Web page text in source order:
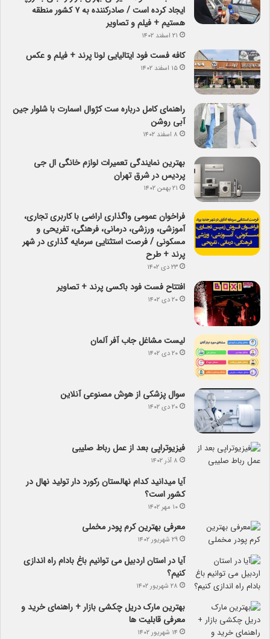
ایجاد کرده است / صادرکننده به ۷ کشور منطقه
هستیم + فیلم و تصاویر
۲۱ اسفند ۱۴۰۲
کافه فست فود ایتالیایی لونا پرند + فیلم و عکس
۱۵ اسفند ۱۴۰۲
راهنمای کامل درباره ست کژوال اسمارت با شلوار جین
آبی روشن
۸ اسفند ۱۴۰۲
بهترین نمایندگی تعمیرات لوازم خانگی ال جی
پردیس در شرق تهران
۲۱ بهمن ۱۴۰۲
فراخوان عمومی واگذاری اراضی با کاربری تجاری،
آموزشی، ورزشی، درمانی، فرهنگی، تفریحی و
مسکونی / فرصت استثنایی سرمایه گذاری در شهر
پرند + طرح
۲۳ دی ۱۴۰۲
افتتاح فست فود باکسی پرند + تصاویر
۲۰ دی ۱۴۰۲
لیست مشاغل جاب آفر آلمان
۲۰ دی ۱۴۰۲
سوال پزشکی از هوش مصنوعی آنلاین
۲۰ دی ۱۴۰۲
فیزیوتراپی بعد از عمل رباط صلیبی
۸ آذر ۱۴۰۲
آیا می­دانید کدام نهالستان رکورد دار تولید نهال­ در
کشور است؟
۱۰ مهر ۱۴۰۲
معرفی بهترین کرم پودر مخملی
۲۹ شهریور ۱۴۰۲
آیا در استان اردبیل می توانیم باغ بادام راه اندازی
کنیم؟
۲۸ شهریور ۱۴۰۲
بهترین مارک دریل چکشی بازار + راهنمای خرید و
معرفی قابلیت ها
۱۴ شهریور ۱۴۰۲